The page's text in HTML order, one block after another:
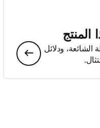
الشائعة، ودلائل